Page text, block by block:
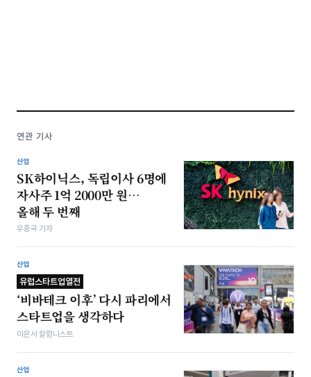
연관 기사
산업
SK하이닉스, 독립이사 6명에
자사주 1억 2000만 원…
올해 두 번째
우종국 기자
산업
유럽스타트업열전
‘비바테크 이후’ 다시 파리에서
스타트업을 생각하다
이은서 칼럼니스트
산업